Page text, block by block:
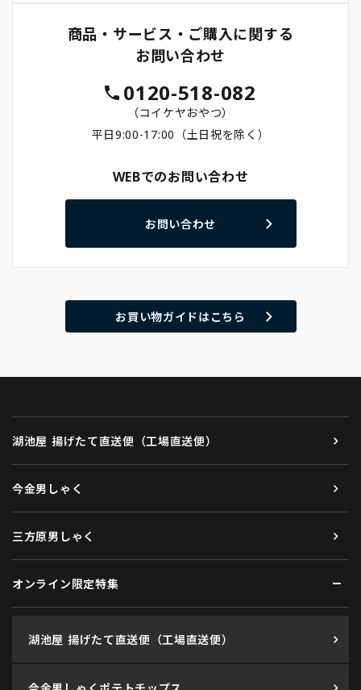
商品・サービス・ご購入に関する
お問い合わせ
0120-518-082
（コイケヤおやつ）
平日9:00-17:00（土日祝を除く）
WEBでのお問い合わせ
お問い合わせ
お買い物ガイドはこちら
湖池屋 揚げたて直送便（工場直送便）
今金男しゃく
三方原男しゃく
オンライン限定特集
湖池屋 揚げたて直送便（工場直送便）